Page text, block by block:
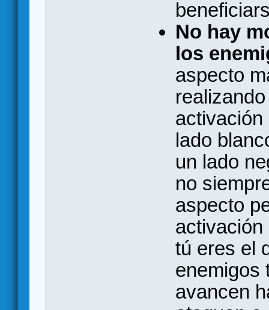
No hay
los
aspecto
lado
un lado
no
aspecto
activación
tú eres el
enemigos
avancen